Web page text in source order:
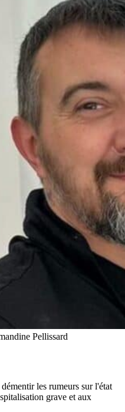
Pellissard
les rumeurs sur l'état
grave et aux